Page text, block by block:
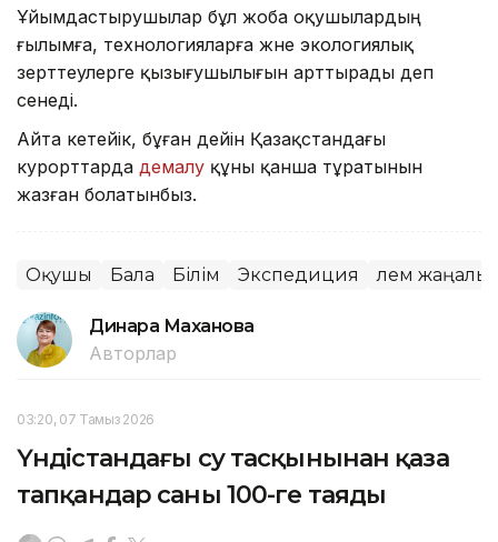
Ұйымдастырушылар бұл жоба оқушылардың
ғылымға, технологияларға және экологиялық
зерттеулерге қызығушылығын арттырады деп
сенеді.
Айта кетейік, бұған дейін Қазақстандағы
курорттарда демалу құны қанша тұратынын
жазған болатынбыз.
Оқушы Бала Білім Экспедиция Әлем
Динара Маханова
Авторлар
03:20, 07 Тамыз 2026
Үндістандағы су тасқынынан қаза
тапқандар саны 100-ге таяды